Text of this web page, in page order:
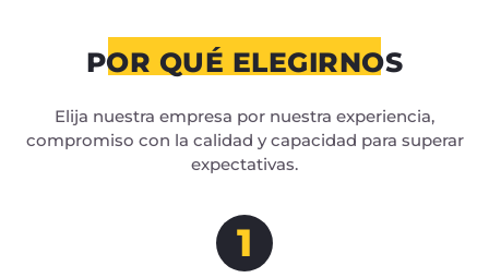
POR QUÉ ELEGIRNOS
Elija nuestra empresa por nuestra experiencia,
compromiso con la calidad y capacidad para superar
expectativas.
1